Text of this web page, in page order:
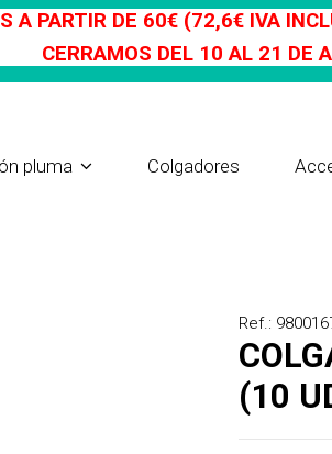
A PARTIR DE 60€ (72,6€ IVA
CERRAMOS DEL 10 AL 21 DE
pluma Colgadores
Ref.:
COLGADOR ADHESIVO METÃLICO 80X40 MM
(10